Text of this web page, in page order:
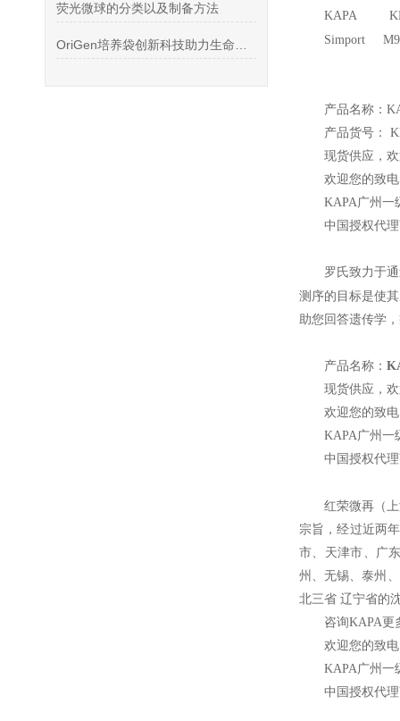
荧光微球的分类以及制备方法
KAPA
Simport
产品名称：
产品货号：
现货供应，
欢迎您的
KAPA广州一
中国授权代
罗氏致力于
测序的目标是使
助您回答遗传学
产品名称：
现货供应，
欢迎您的
KAPA广州一
中国授权代
红荣微再（
宗旨，经过近两
市、天津市、广
州、无锡、泰州
北三省 辽宁省的
咨询KAPA更
欢迎您的
KAPA广州一
中国授权代